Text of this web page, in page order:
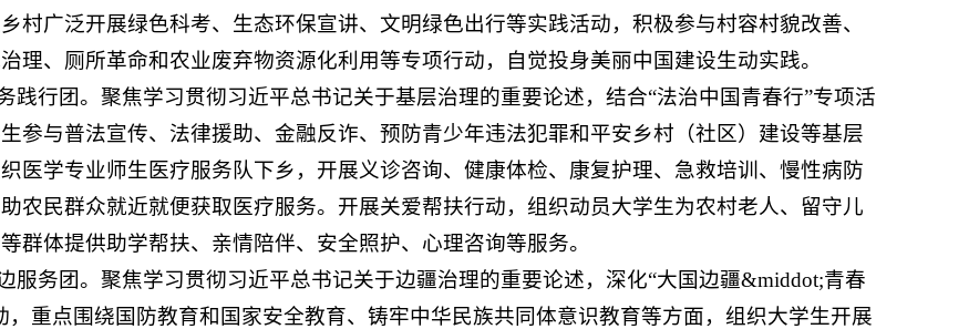
村广泛开展绿色科考、生态环保宣讲、文明绿色出行等实践活动，积极参与村容村貌改善、
理、厕所革命和农业废弃物资源化利用等专项行动，自觉投身美丽中国建设生动实践。
践行团。聚焦学习贯彻习近平总书记关于基层治理的重要论述，结合“法治中国青春行”专项活
参与普法宣传、法律援助、金融反诈、预防青少年违法犯罪和平安乡村（社区）建设等基层
医学专业师生医疗服务队下乡，开展义诊咨询、健康体检、康复护理、急救培训、慢性病防
农民群众就近就便获取医疗服务。开展关爱帮扶行动，组织动员大学生为农村老人、留守儿
群体提供助学帮扶、亲情陪伴、安全照护、心理咨询等服务。
服务团。聚焦学习贯彻习近平总书记关于边疆治理的重要论述，深化“大国边疆&middot;青春
，重点围绕国防教育和国家安全教育、铸牢中华民族共同体意识教育等方面，组织大学生开展